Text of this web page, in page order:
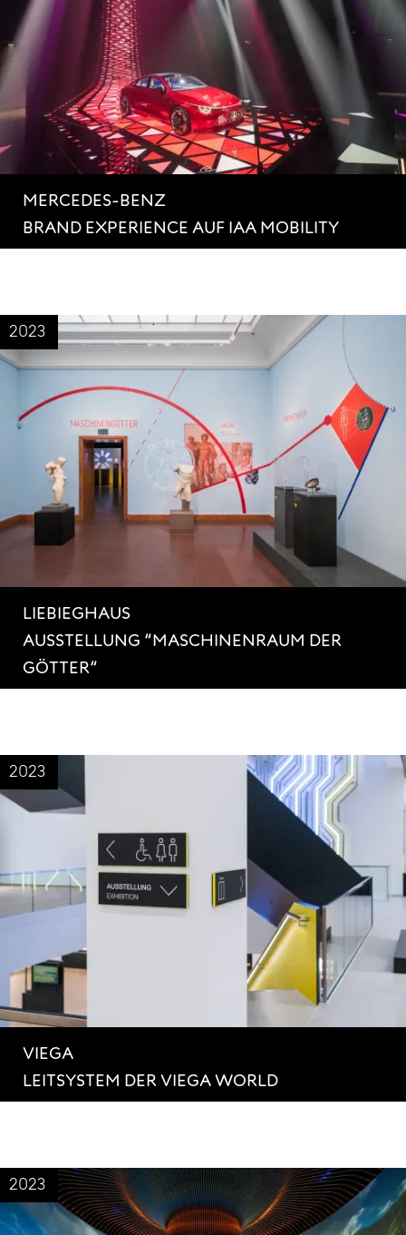
MERCEDES-BENZ
BRAND EXPERIENCE AUF IAA MOBILITY
2023
LIEBIEGHAUS
AUSSTELLUNG “MASCHINENRAUM DER
GÖTTER“
2023
VIEGA
LEITSYSTEM DER VIEGA WORLD
2023